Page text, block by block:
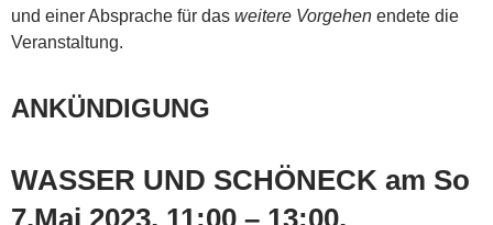
und einer Absprache für das weitere Vorgehen endete die
Veranstaltung.
ANKÜNDIGUNG
WASSER UND SCHÖNECK am So
7.Mai 2023, 11:00 – 13:00,